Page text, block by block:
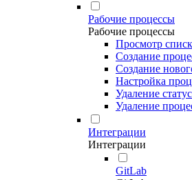
Рабочие процессы
Рабочие процессы
Просмотр
Создание
Создание
Настройка
Удаление
Удаление
Интеграции
Интеграции
GitLab